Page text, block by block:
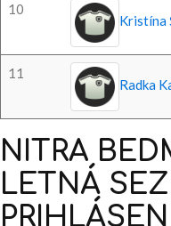
10
Kristína
11
Radka
NITRA
LETNÁ